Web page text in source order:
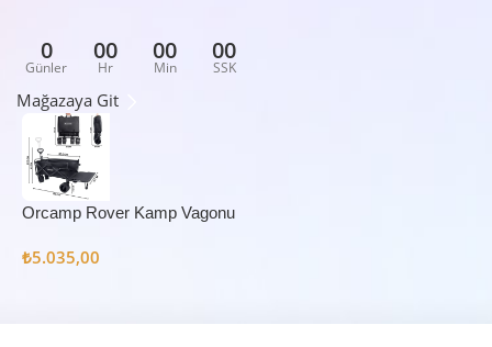
0
Günler
00
Hr
00
Min
00
SSK
Mağazaya Git
Orcamp Rover Kamp Vagonu
₺5.035,00